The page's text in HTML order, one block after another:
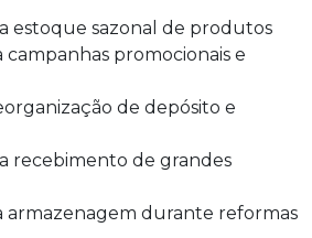
estoque sazonal de produtos
promocionais e
de depósito e
recebimento de grandes
armazenagem durante reformas